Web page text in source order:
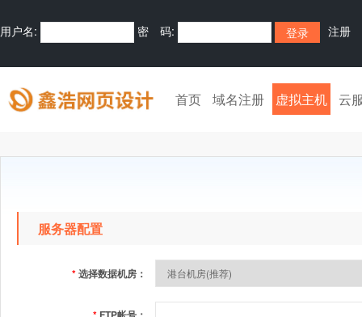
用户名: 密 码: 注册
首页 域名注册 虚拟主机 云
服务器配置
*选择数据机房：